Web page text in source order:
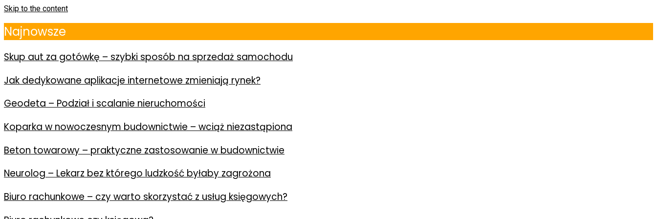
Skip to the content
Najnowsze
Skup aut za gotówkę – szybki sposób na sprzedaż samochodu
Jak dedykowane aplikacje internetowe zmieniają rynek?
Geodeta – Podział i scalanie nieruchomości
Koparka w nowoczesnym budownictwie – wciąż niezastąpiona
Beton towarowy – praktyczne zastosowanie w budownictwie
Neurolog – Lekarz bez którego ludzkość byłaby zagrożona
Biuro rachunkowe – czy warto skorzystać z usług księgowych?